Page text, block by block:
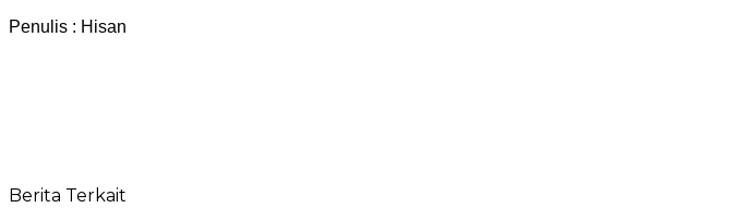
Penulis : Hisan
Berita Terkait